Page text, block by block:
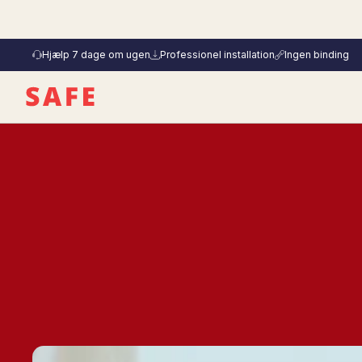
Hjælp 7 dage om ugen Professionel installation Ingen binding